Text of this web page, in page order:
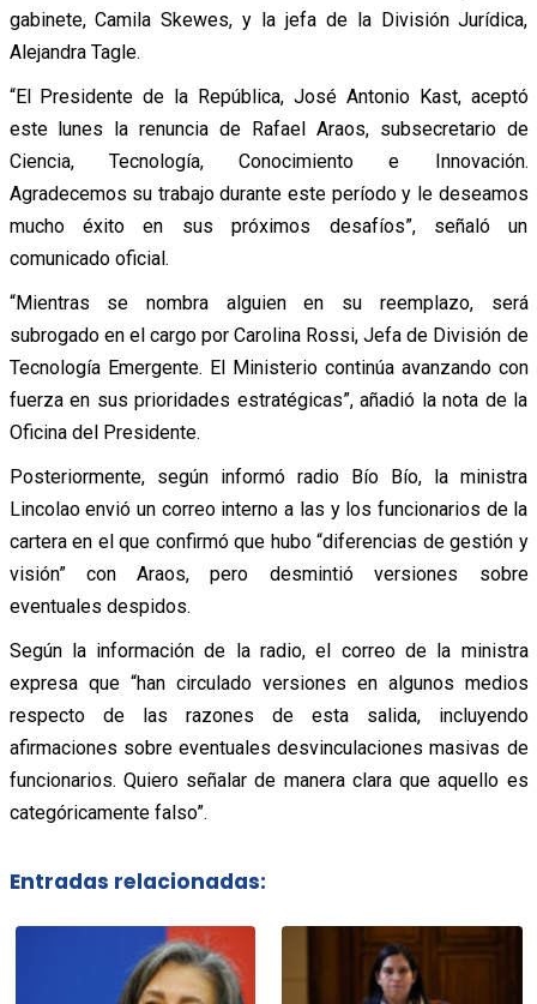
gabinete, Camila Skewes, y la jefa de la División Jurídica,
Alejandra Tagle.
“El Presidente de la República, José Antonio Kast, aceptó
este lunes la renuncia de Rafael Araos, subsecretario de
Ciencia, Tecnología, Conocimiento e Innovación.
Agradecemos su trabajo durante este período y le deseamos
mucho éxito en sus próximos desafíos”, señaló un
comunicado oficial.
“Mientras se nombra alguien en su reemplazo, será
subrogado en el cargo por Carolina Rossi, Jefa de División de
Tecnología Emergente. El Ministerio continúa avanzando con
fuerza en sus prioridades estratégicas”, añadió la nota de la
Oficina del Presidente.
Posteriormente, según informó radio Bío Bío, la ministra
Lincolao envió un correo interno a las y los funcionarios de la
cartera en el que confirmó que hubo “diferencias de gestión y
visión” con Araos, pero desmintió versiones sobre
eventuales despidos.
Según la información de la radio, el correo de la ministra
expresa que “han circulado versiones en algunos medios
respecto de las razones de esta salida, incluyendo
afirmaciones sobre eventuales desvinculaciones masivas de
funcionarios. Quiero señalar de manera clara que aquello es
categóricamente falso”.
Entradas relacionadas: